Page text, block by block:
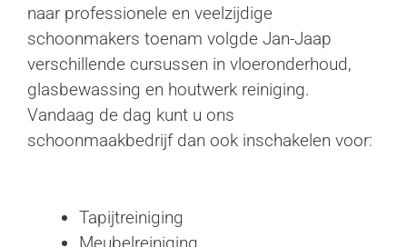
naar professionele en veelzijdige
schoonmakers toenam volgde Jan-Jaap
verschillende cursussen in vloeronderhoud,
glasbewassing en houtwerk reiniging.
Vandaag de dag kunt u ons
schoonmaakbedrijf dan ook inschakelen voor:
Tapijtreiniging